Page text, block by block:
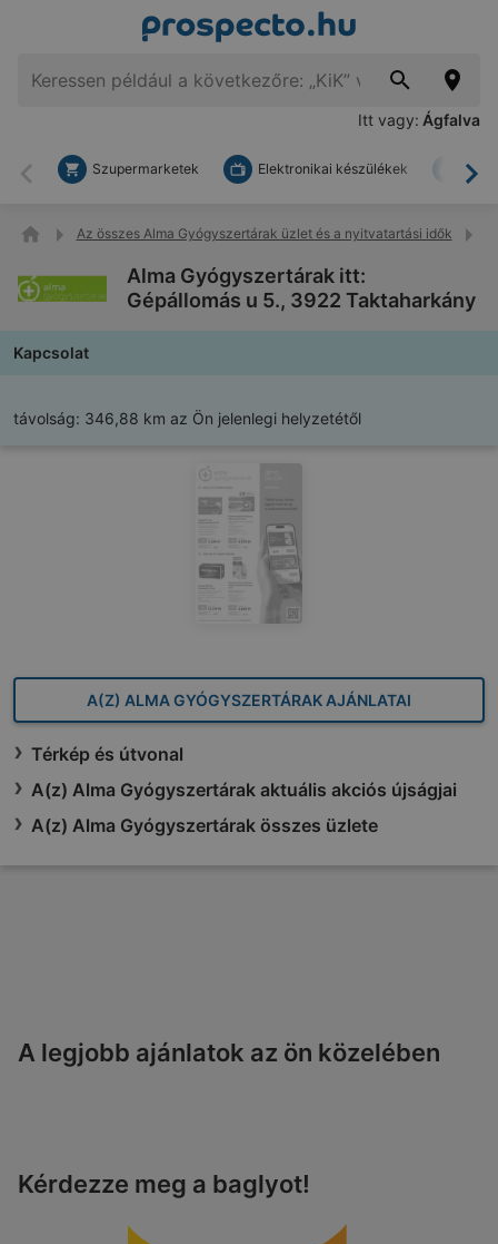
Itt vagy: Ágfalva
Vissza
Szupermarketek Elektronikai készülékek
Az összes Alma Gyógyszertárak üzlet és a nyitvatartási idők
Alma Gyógyszertárak itt:
Gépállomás u 5., 3922 Taktaharkány
Kapcsolat
távolság: 346,88 km az Ön jelenlegi helyzetétől
A(Z) ALMA GYÓGYSZERTÁRAK AJÁNLATAI
Térkép és útvonal
A(z) Alma Gyógyszertárak aktuális akciós újságjai
A(z) Alma Gyógyszertárak összes üzlete
A legjobb ajánlatok az ön közelében
Kérdezze meg a baglyot!